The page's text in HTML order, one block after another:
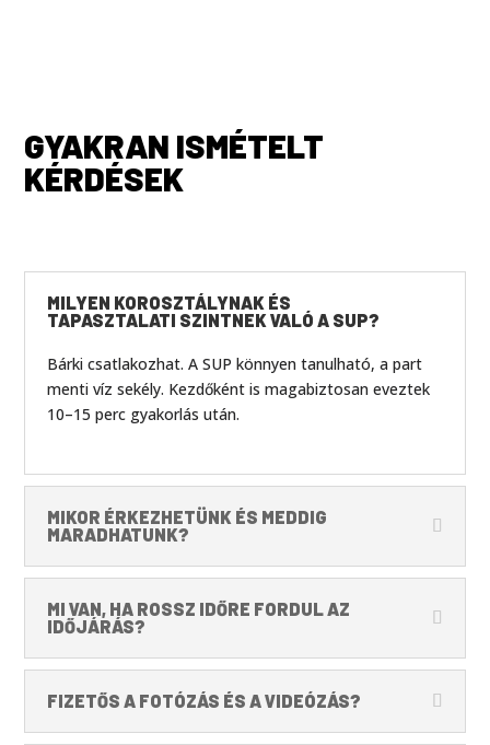
GYAKRAN ISMÉTELT
KÉRDÉSEK
MILYEN KOROSZTÁLYNAK ÉS
TAPASZTALATI SZINTNEK VALÓ A SUP?
Bárki csatlakozhat. A SUP könnyen tanulható, a part
menti víz sekély. Kezdőként is magabiztosan eveztek
10–15 perc gyakorlás után.
MIKOR ÉRKEZHETÜNK ÉS MEDDIG
MARADHATUNK?
MI VAN, HA ROSSZ IDŐRE FORDUL AZ
IDŐJÁRÁS?
FIZETŐS A FOTÓZÁS ÉS A VIDEÓZÁS?